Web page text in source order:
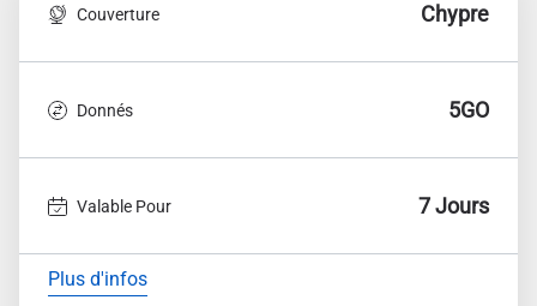
Couverture Chypre
Donnés 5GO
Valable Pour 7 Jours
Plus d'infos